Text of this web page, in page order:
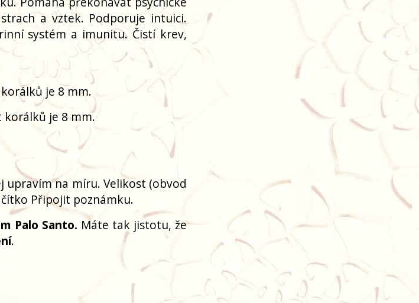
a vztek. Podporuje intuici.
systém a imunitu. Čistí krev,
je 8 mm.
korálků je 8 mm.
upravím na míru. Velikost (obvod
Připojit poznámku.
Palo Santo. Máte tak jistotu, že
.